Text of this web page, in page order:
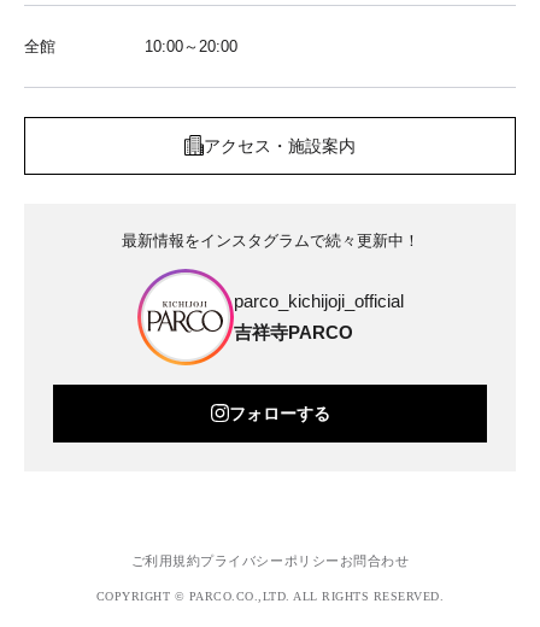
全館 10:00～20:00
アクセス・施設案内
最新情報をインスタグラムで続々更新中！
parco_kichijoji_official
吉祥寺PARCO
フォローする
ご利用規約プライバシーポリシー お問合わせ
COPYRIGHT © PARCO.CO.,LTD. ALL RIGHTS RESERVED.